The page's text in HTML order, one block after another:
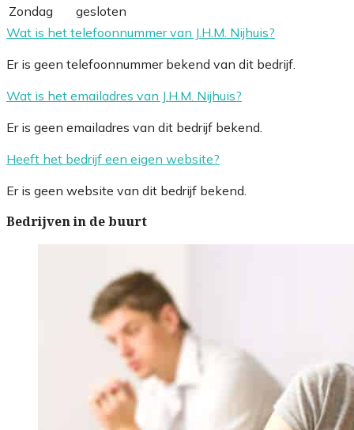
Zondag
gesloten
Wat is het telefoonnummer van J.H.M. Nijhuis?
Er is geen telefoonnummer bekend van dit bedrijf.
Wat is het emailadres van J.H.M. Nijhuis?
Er is geen emailadres van dit bedrijf bekend.
Heeft het bedrijf een eigen website?
Er is geen website van dit bedrijf bekend.
Bedrijven in de buurt